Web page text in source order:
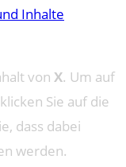
Inhalte
von X. Um auf
Sie auf die
dass dabei
werden.